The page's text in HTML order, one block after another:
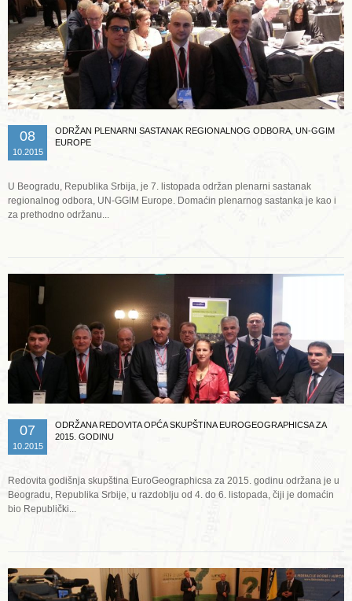
08
10.2015
ODRŽAN PLENARNI SASTANAK REGIONALNOG ODBORA, UN-GGIM
EUROPE
U Beogradu, Republika Srbija, je 7. listopada održan plenarni sastanak
regionalnog odbora, UN-GGIM Europe. Domaćin plenarnog sastanka je kao i
za prethodno održanu...
07
10.2015
ODRŽANA REDOVITA OPĆA SKUPŠTINA EUROGEOGRAPHICSA ZA
2015. GODINU
Redovita godišnja skupština EuroGeographicsa za 2015. godinu održana je u
Beogradu, Republika Srbije, u razdoblju od 4. do 6. listopada, čiji je domaćin
bio Republički...